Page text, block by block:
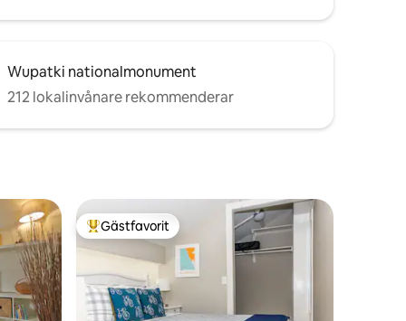
Wupatki nationalmonument
212 lokalinvånare rekommenderar
Populär gästfavorit
Gästfavorit